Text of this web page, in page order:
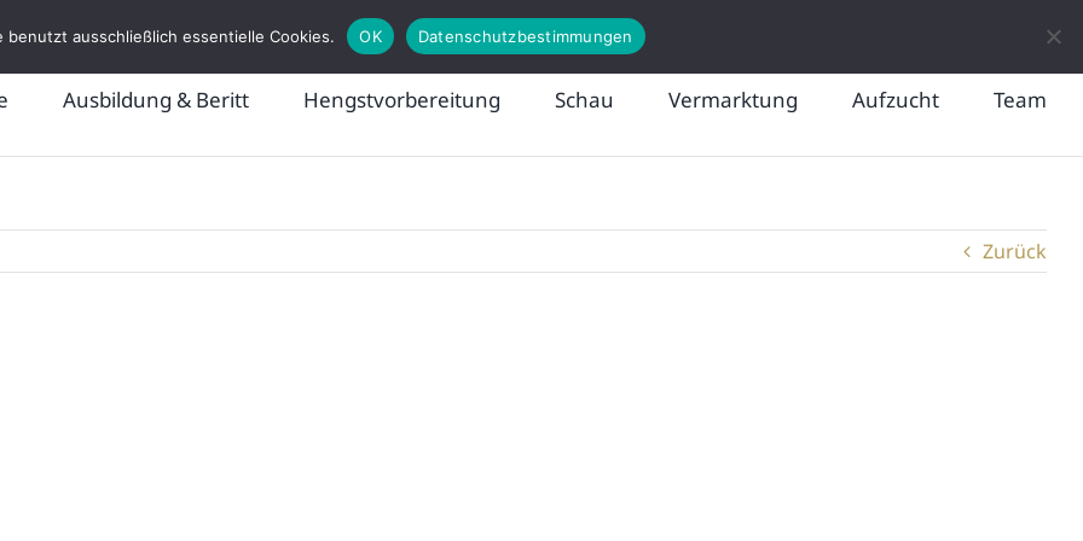
Ausbildung & Beritt Hengstvorbereitung Schau Vermarktung Aufzucht Team
Zurück
benutzt ausschließlich essentielle Cookies. OK Datenschutzbestimmungen